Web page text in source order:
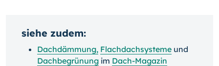
siehe zudem:
Dachdämmung, Flachdachsysteme und
Dachbegrünung im Dach-Magazin